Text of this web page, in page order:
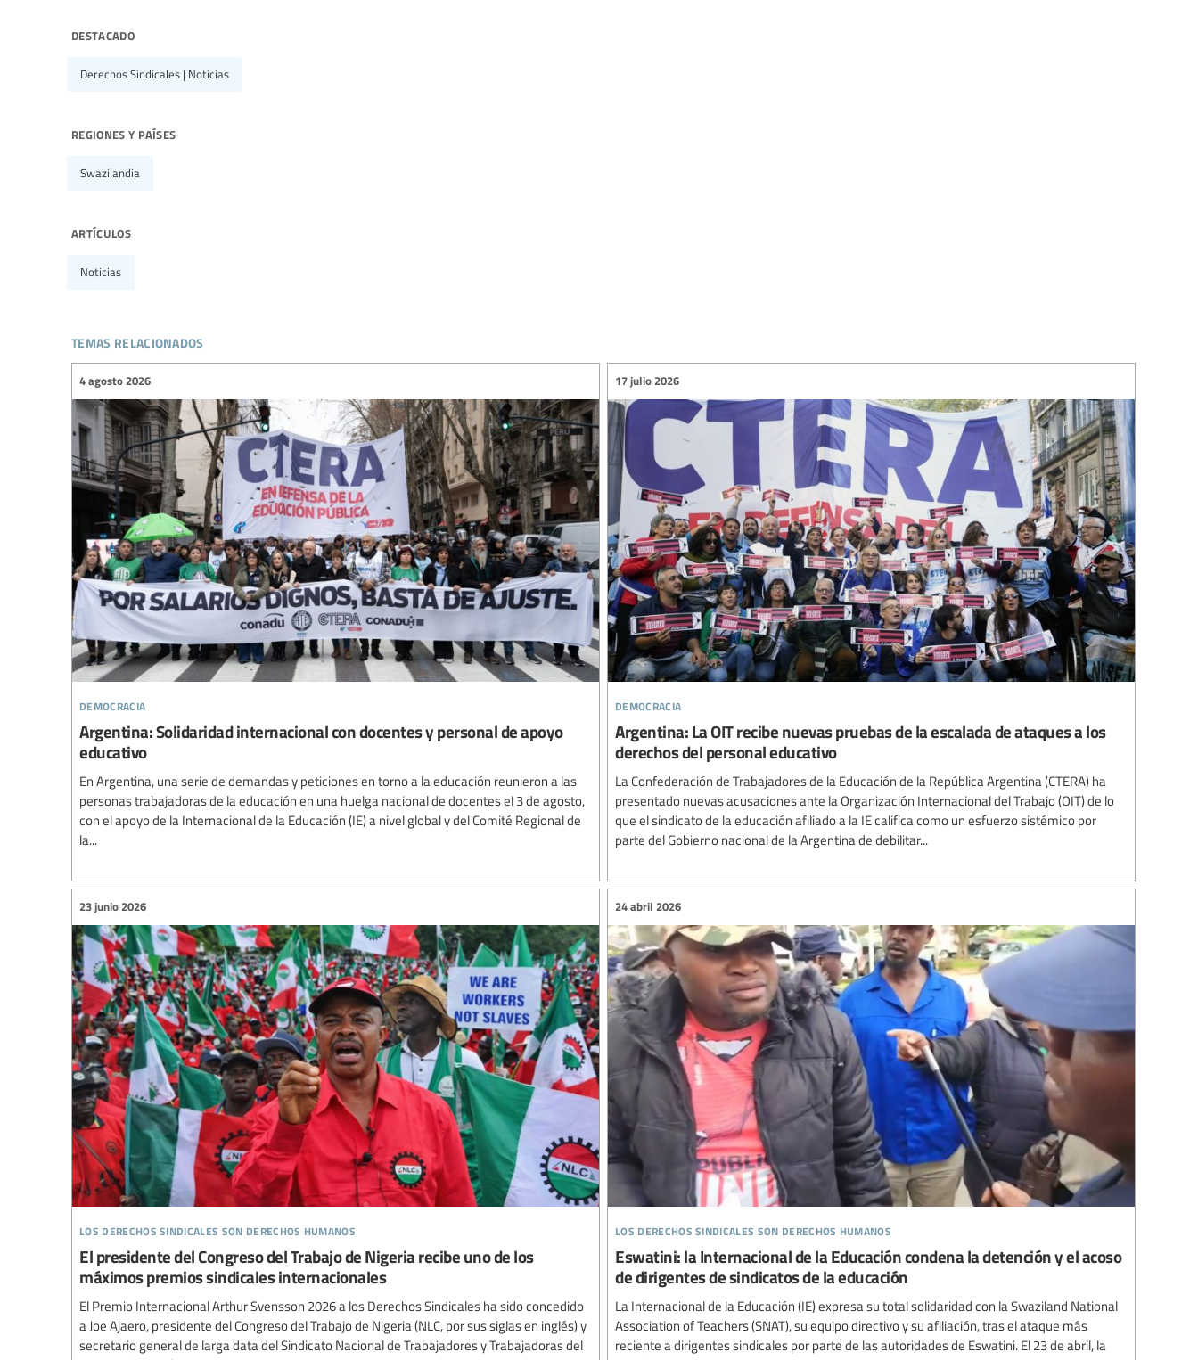
destacado
Derechos Sindicales | Noticias
regiones y países
Swazilandia
artículos
Noticias
temas relacionados
democracia
4 agosto 2026
Argentina: Solidaridad internacional con docentes y personal de apoyo
educativo
En Argentina, una serie de demandas y peticiones en torno a la educación reunieron a las
personas trabajadoras de la educación en una huelga nacional de docentes el 3 de agosto,
con el apoyo de la Internacional de la Educación (IE) a nivel global y del Comité Regional de
la...
democracia
17 julio 2026
Argentina: La OIT recibe nuevas pruebas de la escalada de ataques a los
derechos del personal educativo
La Confederación de Trabajadores de la Educación de la República Argentina (CTERA) ha
presentado nuevas acusaciones ante la Organización Internacional del Trabajo (OIT) de lo
que el sindicato de la educación afiliado a la IE califica como un esfuerzo sistémico por
parte del Gobierno nacional de la Argentina de debilitar...
los derechos sindicales son derechos humanos
23 junio 2026
El presidente del Congreso del Trabajo de Nigeria recibe uno de los
máximos premios sindicales internacionales
El Premio Internacional Arthur Svensson 2026 a los Derechos Sindicales ha sido concedido
a Joe Ajaero, presidente del Congreso del Trabajo de Nigeria (NLC, por sus siglas en inglés) y
secretario general de larga data del Sindicato Nacional de Trabajadores y Trabajadoras del
los derechos sindicales son derechos humanos
24 abril 2026
Eswatini: la Internacional de la Educación condena la detención y el acoso
de dirigentes de sindicatos de la educación
La Internacional de la Educación (IE) expresa su total solidaridad con la Swaziland National
Association of Teachers (SNAT), su equipo directivo y su afiliación, tras el ataque más
reciente a dirigentes sindicales por parte de las autoridades de Eswatini. El 23 de abril, la